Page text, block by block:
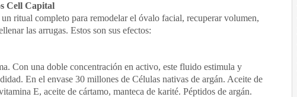
Cell Capital
ritual completo para remodelar el óvalo facial, recuperar volumen,
las arrugas. Estos son sus efectos:
Con una doble concentración en activo, este fluido estimula y
En el envase 30 millones de Células nativas de argán. Aceite de
E, aceite de cártamo, manteca de karité. Péptidos de argán.